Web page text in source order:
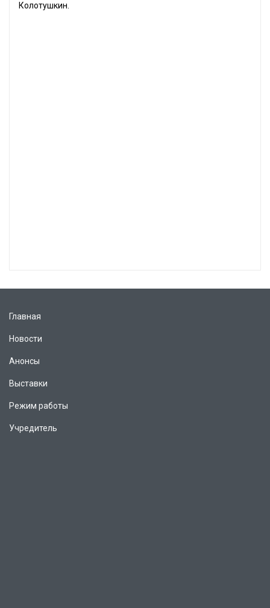
Колотушкин.
Главная
Новости
Анонсы
Выставки
Режим работы
Учредитель